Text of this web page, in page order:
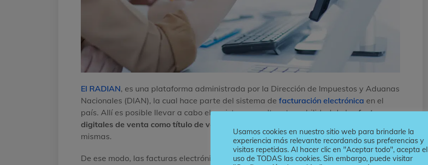
El RADIAN, es una plataforma administrada por la Dirección de Impuestos y Aduanas
Nacionales (DIAN), la cual hace parte del sistema de facturación electrónica en el
país. Allí es posible llevar a cabo el registro, consulta y trazabilidad de lasfacturas
digitales de venta como título de valor
mismas.
De ese modo, las facturas electrónicas que se registran en dicha plataforma pueden
Usamos cookies en nuestro sitio web para brindarle la
experiencia más relevante recordando sus preferencias y
visitas repetidas. Al hacer clic en "Aceptar todo", acepta el
uso de TODAS las cookies. Sin embargo, puede visitar